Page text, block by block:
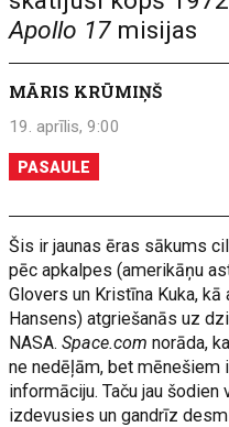
Apollo 17misijas
MĀRIS KRŪMIŅŠ
19. aprīlis, 9:00
PASAULE
Šis ir jaunas ēras sākums
pēc apkalpes (amerikāņu
Glovers un Kristīna Kuka,
Hansens) atgriešanās uz
NASA.Space.com norāda,
ne nedēļām, bet
informāciju. Taču jau
izdevusies un gandrīz